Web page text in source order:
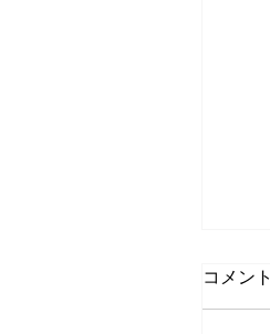
コメント